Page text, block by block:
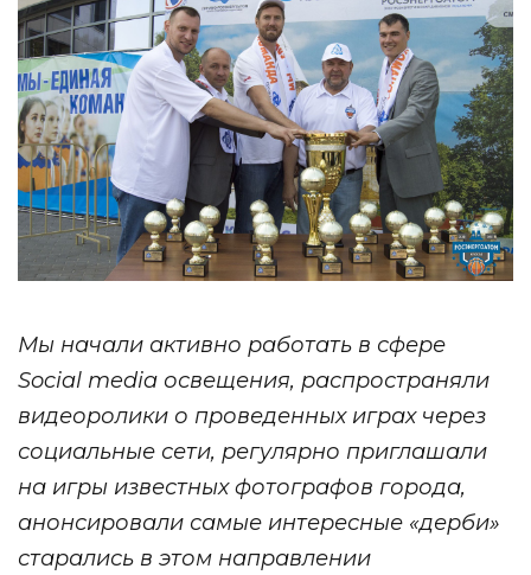
Мы начали активно работать в сфере
Social media освещения, распространяли
видеоролики о проведенных играх через
социальные сети, регулярно приглашали
на игры известных фотографов города,
анонсировали самые интересные «дерби»
старались в этом направлении